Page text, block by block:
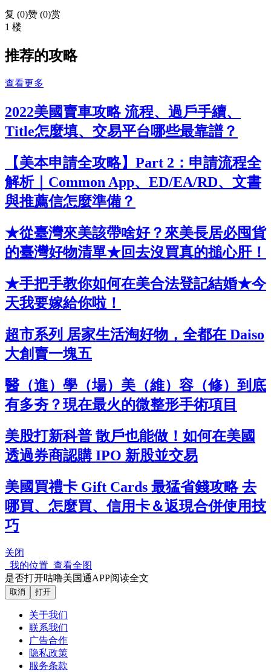
复 (0)赞 (0)赏
1 楼
推荐的攻略
查看更多
2022美國賣車攻略 流程、過戶手續、
Title怎麼填、交易平台哪些最靠譜？
【美本申請全攻略】Part 2：申請流程全
解析｜Common App、ED/EA/RD、文書
與推薦信怎麼準備？
★從臺灣來美該帶啥好？來美長居必囤貨
的臺灣好物清單★回去沒買真的搥心肝！
★手把手教你如何在美合法登記結婚★今
天我要嫁給你啦！
超市系列 居家生活淘好物，全都在 Daiso
大創賣一塊五
醫（進）學（場）美（維）容（修）到底
有多夯？現在最火的微整形手術項目
美股打新科普 散戶也能做！如何在美國
透過券商認購 IPO 新股並交易
美國買禮卡 Gift Cards 最猛省錢攻略 去
哪買、怎麼買、信用卡＆返現合併使用技
巧
关闭
我的位置 查看全图
是否打开咕噜美国通APP阅读全文
取消 打开
关于我们
联系我们
广告合作
隐私政策
服务条款